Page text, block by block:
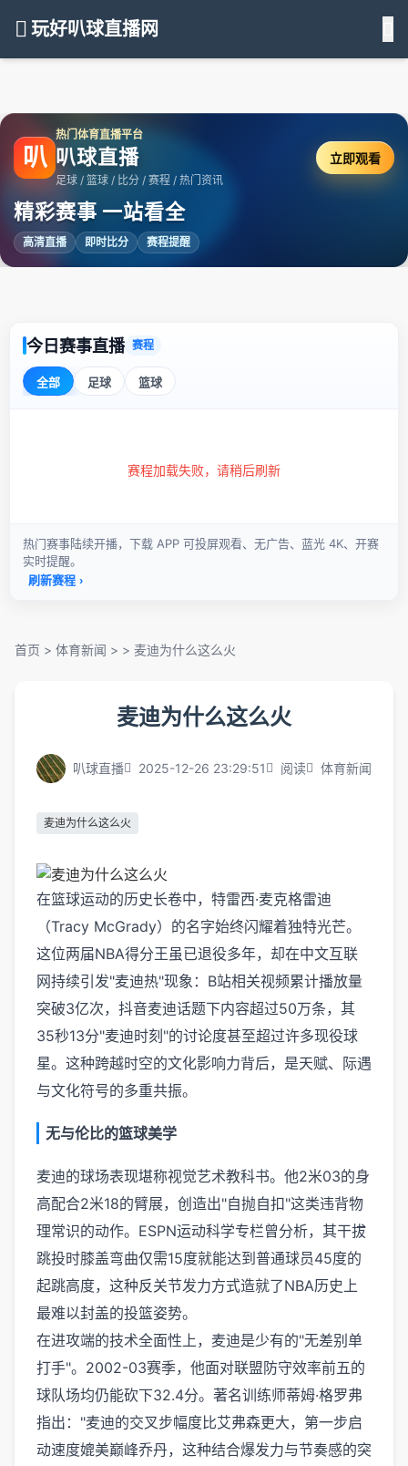
玩好叭球直播网
叭
热门体育直播平台
叭球直播
足球 / 篮球 / 比分 / 赛程 / 热门资讯
精彩赛事 一站看全
高清直播 即时比分 赛程提醒
立即观看
首页 > 体育新闻 > > 麦迪为什么这么火
麦迪为什么这么火
叭球直播 2025-12-26 23:29:51 阅读 体育新闻
麦迪为什么这么火
在篮球运动的历史长卷中，特雷西·麦克格雷迪
（Tracy McGrady）的名字始终闪耀着独特光芒。
这位两届NBA得分王虽已退役多年，却在中文互联
网持续引发"麦迪热"现象：B站相关视频累计播放量
突破3亿次，抖音麦迪话题下内容超过50万条，其
35秒13分"麦迪时刻"的讨论度甚至超过许多现役球
星。这种跨越时空的文化影响力背后，是天赋、际遇
与文化符号的多重共振。
无与伦比的篮球美学
麦迪的球场表现堪称视觉艺术教科书。他2米03的身
高配合2米18的臂展，创造出"自抛自扣"这类违背物
理常识的动作。ESPN运动科学专栏曾分析，其干拔
跳投时膝盖弯曲仅需15度就能达到普通球员45度的
起跳高度，这种反关节发力方式造就了NBA历史上
最难以封盖的投篮姿势。
在进攻端的技术全面性上，麦迪是少有的"无差别单
打手"。2002-03赛季，他面对联盟防守效率前五的
球队场均仍能砍下32.4分。著名训练师蒂姆·格罗弗
指出："麦迪的交叉步幅度比艾弗森更大，第一步启
动速度媲美巅峰乔丹，这种结合爆发力与节奏感的突